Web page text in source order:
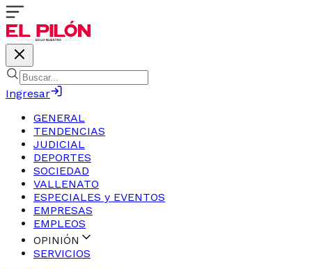
Ingresar
GENERAL
TENDENCIAS
JUDICIAL
DEPORTES
SOCIEDAD
VALLENATO
ESPECIALES y EVENTOS
EMPRESAS
EMPLEOS
OPINIÓN
SERVICIOS